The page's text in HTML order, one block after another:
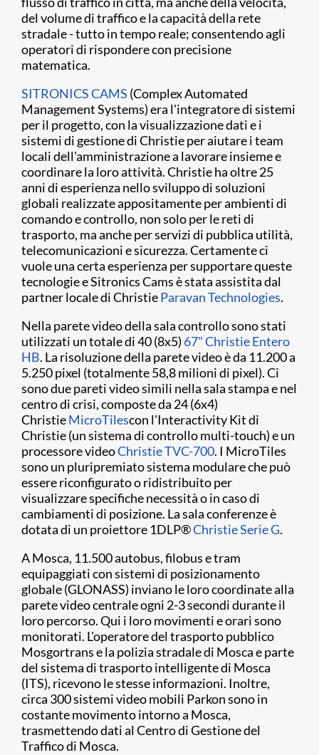
del volume di traffico e la capacità della rete
stradale - tutto in tempo reale; consentendo agli
operatori di rispondere con precisione
matematica.
SITRONICS CAMS (Complex Automated
Management Systems) era l'integratore di sistemi
per il progetto, con la visualizzazione dati e i
sistemi di gestione di Christie per aiutare i team
locali dell'amministrazione a lavorare insieme e
coordinare la loro attività. Christie ha oltre 25
anni di esperienza nello sviluppo di soluzioni
globali realizzate appositamente per ambienti di
comando e controllo, non solo per le reti di
trasporto, ma anche per servizi di pubblica utilità,
telecomunicazioni e sicurezza. Certamente ci
vuole una certa esperienza per supportare queste
tecnologie e Sitronics Cams è stata assistita dal
partner locale di ChristieParavan Technologies.
Nella parete video della sala controllo sono stati
utilizzati un totale di 40 (8x5) 67" Christie Entero
HB. La risoluzione della parete video è da 11.200 a
5.250 pixel (totalmente 58,8 milioni di pixel). Ci
sono due pareti video simili nella sala stampa e nel
centro di crisi, composte da 24 (6x4)
ChristieMicroTilescon l'Interactivity Kit di
Christie (un sistema di controllo multi-touch) e un
processore videoChristie TVC-700. I MicroTiles
sono un pluripremiato sistema modulare che può
essere riconfigurato o ridistribuito per
visualizzare specifiche necessità o in caso di
cambiamenti di posizione. La sala conferenze è
dotata di un proiettore 1DLP®Christie Serie G.
A Mosca, 11.500 autobus, filobus e tram
equipaggiati con sistemi di posizionamento
globale (GLONASS) inviano le loro coordinate alla
parete video centrale ogni 2-3 secondi durante il
loro percorso. Qui i loro movimenti e orari sono
monitorati. L'operatore del trasporto pubblico
Mosgortrans e la polizia stradale di Mosca e parte
del sistema di trasporto intelligente di Mosca
(ITS), ricevono le stesse informazioni. Inoltre,
circa 300 sistemi video mobili Parkon sono in
costante movimento intorno a Mosca,
trasmettendo dati al Centro di Gestione del
Traffico di Mosca.